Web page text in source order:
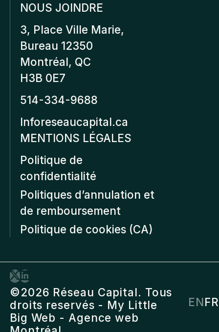
NOUS JOINDRE
3, Place Ville Marie,
Bureau 12350
Montréal, QC
H3B 0E7
514-334-9688
Inforeseaucapital.ca
MENTIONS LÉGALES
Politique de
confidentialité
Politiques d’annulation et
de remboursement
Politique de cookies (CA)
©2026 Réseau Capital. Tous
droits reservés - My Little
Big Web - Agence web
ENFR